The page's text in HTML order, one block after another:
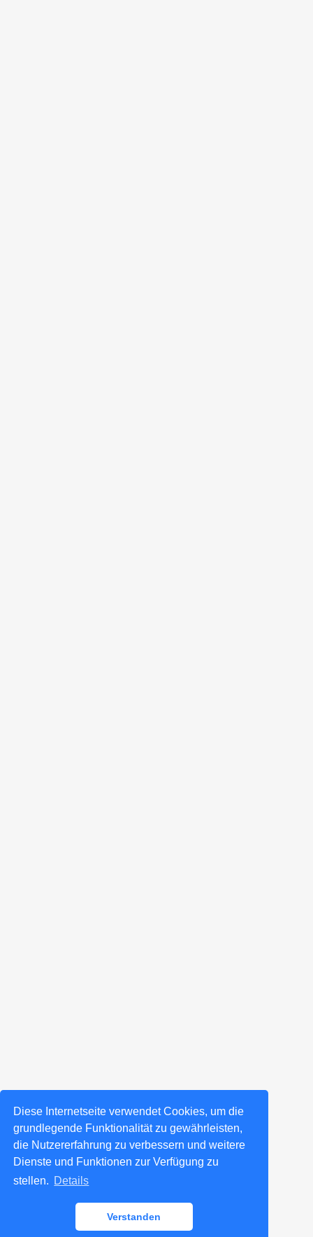
Diese Internetseite verwendet Cookies, um die
grundlegende Funktionalität zu gewährleisten,
die Nutzererfahrung zu verbessern und weitere
Dienste und Funktionen zur Verfügung zu
stellen. Details
Verstanden